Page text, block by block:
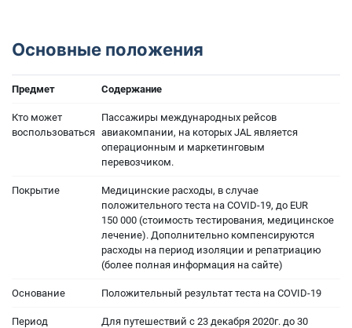
Основные положения
Предмет Содержание
Кто может
воспользоваться
Пассажиры международных рейсов
авиакомпании, на которых JAL является
операционным и маркетинговым
перевозчиком.
Покрытие
Медицинские расходы, в случае
положительного теста на COVID-19, до EUR
150 000 (стоимость тестирования, медицинское
лечение). Дополнительно компенсируются
расходы на период изоляции и репатриацию
(более полная информация на сайте)
Основание Положительный результат теста на COVID-19
Период
Для путешествий с 23 декабря 2020г. до 30